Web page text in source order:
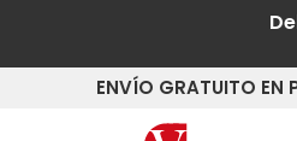
ENVÍO GRATUITO EN